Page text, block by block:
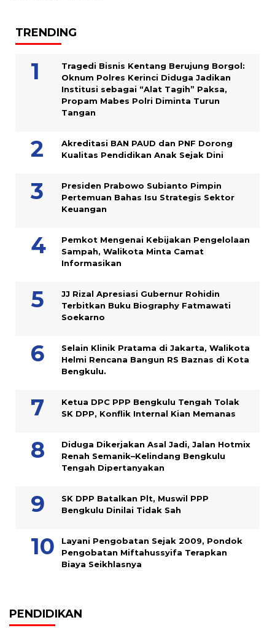
TRENDING
Tragedi Bisnis Kentang Berujung Borgol:
Oknum Polres Kerinci Diduga Jadikan
Institusi sebagai “Alat Tagih” Paksa,
Propam Mabes Polri Diminta Turun
Tangan
Akreditasi BAN PAUD dan PNF Dorong
Kualitas Pendidikan Anak Sejak Dini
Presiden Prabowo Subianto Pimpin
Pertemuan Bahas Isu Strategis Sektor
Keuangan
Pemkot Mengenai Kebijakan Pengelolaan
Sampah, Walikota Minta Camat
Informasikan
JJ Rizal Apresiasi Gubernur Rohidin
Terbitkan Buku Biography Fatmawati
Soekarno
Selain Klinik Pratama di Jakarta, Walikota
Helmi Rencana Bangun RS Baznas di Kota
Bengkulu.
Ketua DPC PPP Bengkulu Tengah Tolak
SK DPP, Konflik Internal Kian Memanas
Diduga Dikerjakan Asal Jadi, Jalan Hotmix
Renah Semanik–Kelindang Bengkulu
Tengah Dipertanyakan
SK DPP Batalkan Plt, Muswil PPP
Bengkulu Dinilai Tidak Sah
Layani Pengobatan Sejak 2009, Pondok
Pengobatan Miftahussyifa Terapkan
Biaya Seikhlasnya
PENDIDIKAN